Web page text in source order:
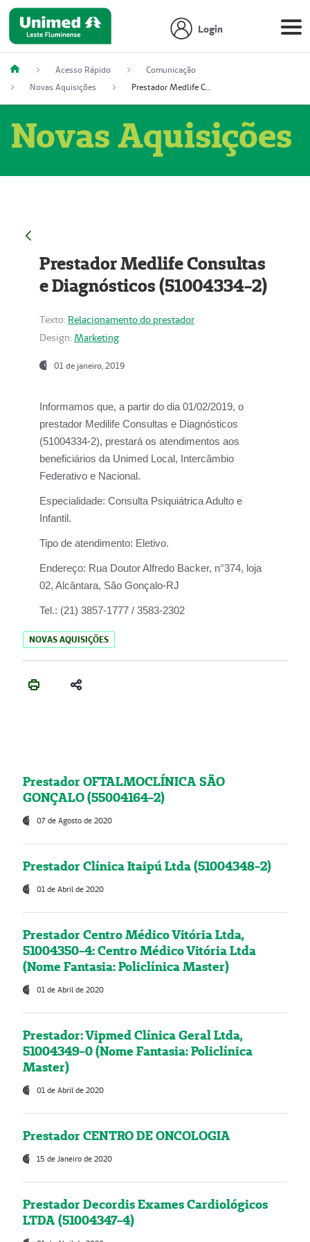
Login
Acesso Rápido
Comunicação
Novas Aquisições
Prestador Medlife Consultas e Diagnósticos (51004334-2)
Novas Aquisições
Prestador Medlife Consultas
e Diagnósticos (51004334-2)
Texto: Relacionamento do prestador
Design: Marketing
01 de janeiro, 2019
Informamos que, a partir do dia 01/02/2019, o
prestador Medilife Consultas e Diagnósticos
(51004334-2), prestará os atendimentos aos
beneficiários da Unimed Local, Intercâmbio
Federativo e Nacional.
Especialidade: Consulta Psiquiátrica Adulto e
Infantil.
Tipo de atendimento: Eletivo.
Endereço: Rua Doutor Alfredo Backer, n°374, loja
02, Alcântara, São Gonçalo-RJ
Tel.: (21) 3857-1777 / 3583-2302
NOVAS AQUISIÇÕES
Prestador OFTALMOCLÍNICA SÃO
GONÇALO (55004164-2)
07 de Agosto de 2020
Prestador Clínica Itaipú Ltda (51004348-2)
01 de Abril de 2020
Prestador Centro Médico Vitória Ltda,
51004350-4: Centro Médico Vitória Ltda
(Nome Fantasia: Policlínica Master)
01 de Abril de 2020
Prestador: Vipmed Clínica Geral Ltda,
51004349-0 (Nome Fantasia: Policlínica
Master)
01 de Abril de 2020
Prestador CENTRO DE ONCOLOGIA
15 de Janeiro de 2020
Prestador Decordis Exames Cardiológicos
LTDA (51004347-4)